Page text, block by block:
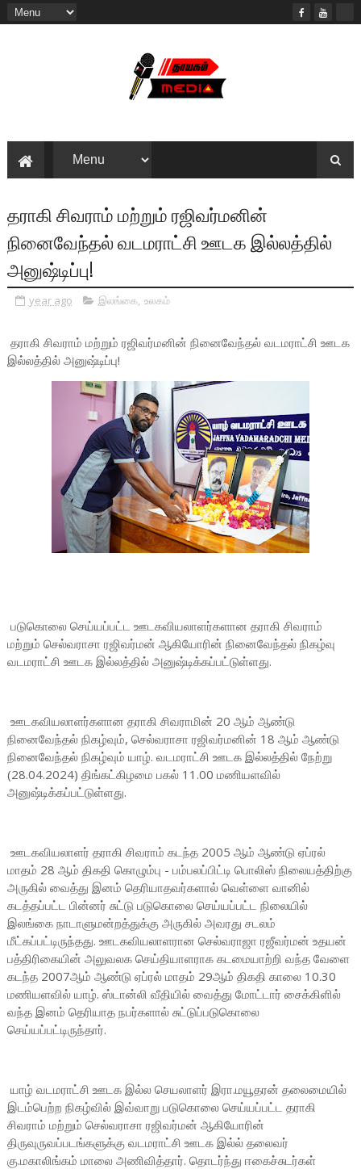
தராகி சிவராம் மற்றும் ரஜிவர்மனின்
நினைவேந்தல் வடமராட்சி ஊடக இல்லத்தில்
அனுஷ்டிப்பு!
year ago இலங்கை, உலகம்
தராகி சிவராம் மற்றும் ரஜிவர்மனின் நினைவேந்தல் வடமராட்சி ஊடக
இல்லத்தில் அனுஷ்டிப்பு!
படுகொலை செய்யப்பட்ட ஊடகவியலாளர்களான தராகி சிவராம்
மற்றும் செல்வராசா ரஜிவர்மன் ஆகியோரின் நினைவேந்தல் நிகழ்வு
வடமராட்சி ஊடக இல்லத்தில் அனுஷ்டிக்கப்பட்டுள்ளது.
ஊடகவியலாளர்களான தராகி சிவராமின் 20 ஆம் ஆண்டு
நினைவேந்தல் நிகழ்வும், செல்வராசா ரஜிவர்மனின் 18 ஆம் ஆண்டு
நினைவேந்தல் நிகழ்வும் யாழ். வடமராட்சி ஊடக இல்லத்தில் நேற்று
(28.04.2024) திங்கட்கிழமை பகல் 11.00 மணியளவில்
அனுஷ்டிக்கப்பட்டுள்ளது.
ஊடகவியலாளர் தராகி சிவராம் கடந்த 2005 ஆம் ஆண்டு ஏப்ரல்
மாதம் 28 ஆம் திகதி கொழும்பு - பம்பலப்பிட்டி பொலிஸ் நிலையத்திற்கு
அருகில் வைத்து இனம் தெரியாதவர்களால் வெள்ளை வானில்
கடத்தப்பட்ட பின்னர் சுட்டு படுகொலை செய்யப்பட்ட நிலையில்
இலங்கை நாடாளுமன்றத்துக்கு அருகில் அவரது சடலம்
மீட்கப்பட்டிருந்தது. ஊடகவியலாளரான செல்வராஜா ரஜீவர்மன் உதயன்
பத்திரிகையின் அலுவலக செய்தியாளராக கடமையாற்றி வந்த வேளை
கடந்த 2007ஆம் ஆண்டு ஏப்ரல் மாதம் 29ஆம் திகதி காலை 10.30
மணியளவில் யாழ். ஸ்டான்லி வீதியில் வைத்து மோட்டார் சைக்கிளில்
வந்த இனம் தெரியாத நபர்களால் சுட்டுப்படுகொலை
செய்யப்பட்டிருந்தார்.
யாழ் வடமராட்சி ஊடக இல்ல செயலாளர் இரா.மயூதரன் தலைமையில்
இடம்பெற்ற நிகழ்வில் இவ்வாறு படுகொலை செய்யப்பட்ட தராகி
சிவராம் மற்றும் செல்வராசா ரஜிவர்மன் ஆகியோரின்
திருவுருவப்படங்களுக்கு வடமராட்சி ஊடக இல்ல் தலைவர்
கு.மகாலிங்கம் மாலை அணிவித்தார். தொடர்ந்து ஈகைச்சுடர்கள்